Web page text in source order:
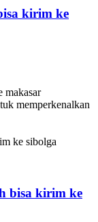
kirim ke
makasar
memperkenalkan
bisa kirim ke